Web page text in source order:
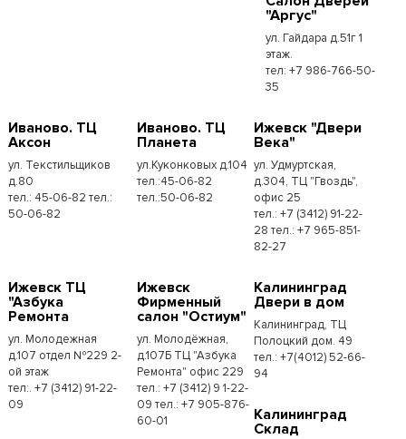
"Аргус"
ул. Гайдара д.51г 1
этаж.
тел: +7 986-766-50-
35
Иваново. ТЦ
Аксон
ул. Текстильщиков
д.80
тел.: 45-06-82 тел.:
50-06-82
Иваново. ТЦ
Планета
ул.Куконковых д.104
тел.:45-06-82
тел.:50-06-82
Ижевск "Двери
Века"
ул. Удмуртская,
д.304, ТЦ "Гвоздь",
офис 25
тел.: +7 (3412) 91-22-
28 тел.: +7 965-851-
82-27
Ижевск ТЦ
"Азбука
Ремонта
ул. Молодежная
д.107 отдел №229 2-
ой этаж
тел:. +7 (3412) 91-22-
09
Ижевск
Фирменный
салон "Остиум"
ул. Молодёжная,
д.107Б ТЦ "Азбука
Ремонта" офис 229
тел.: +7 (3412) 9 1-22-
09 тел.: +7 905-876-
60-01
Калининград
Двери в дом
Калининград, ТЦ
Полоцкий дом. 49
тел.: +7(4012) 52-66-
94
Калининград
Склад